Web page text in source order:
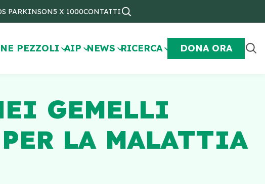
PARKINSON5 X 1000CONTATTI
PEZZOLI AIP NEWS RICERCA DONA ORA
GEMELLI
LA MALATTIA